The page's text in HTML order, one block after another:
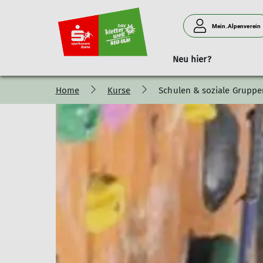
Mein.Alpenverein
Neu hier?
Preise und Öffnungszeiten
Kletterkurse
Klettern Kinderkletterwelt
Home Kurse Schulen & soziale